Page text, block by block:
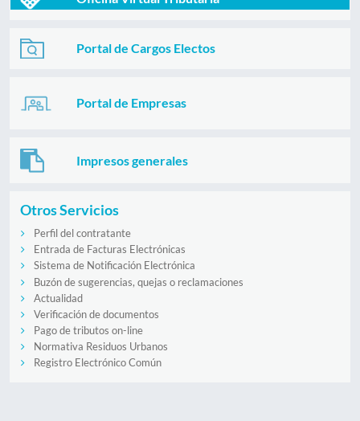
Portal de Cargos Electos
Portal de Empresas
Impresos generales
Otros Servicios
Perfil del contratante
Entrada de Facturas Electrónicas
Sistema de Notificación Electrónica
Buzón de sugerencias, quejas o reclamaciones
Actualidad
Verificación de documentos
Pago de tributos on-line
Normativa Residuos Urbanos
Registro Electrónico Común